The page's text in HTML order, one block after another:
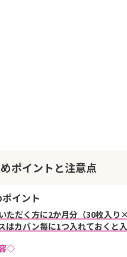
ポイントと注意点
イント
ただく方に2か月分（30枚入り
はカバン毎に1つ入れておくと
◇